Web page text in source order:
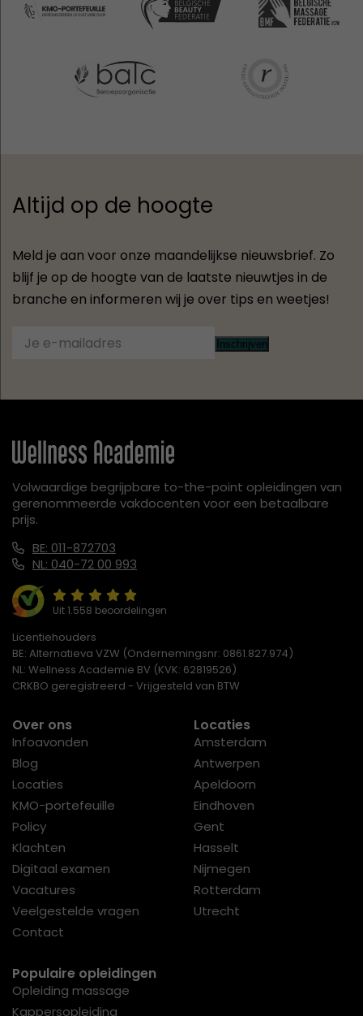
Altijd op de hoogte
Meld je aan voor onze maandelijkse nieuwsbrief. Zo
blijf je op de hoogte van de laatste nieuwtjes in de
branche en informeren wij je over tips en weetjes!
Inschrijven
Volwaardige begrijpbare to-the-point opleidingen van
gerenommeerde vakdocenten voor een betaalbare
prijs.
BE: 011-872703
NL: 040-72 00 993
Uit 1.558 beoordelingen
Licentiehouders
BE: Alternatieva VZW (Ondernemingsnr: 0861.827.974)
NL: Wellness Academie BV (KVK: 62819526)
CRKBO geregistreerd - Vrijgesteld van BTW
Over ons
Infoavonden
Blog
Locaties
KMO-portefeuille
Policy
Klachten
Digitaal examen
Vacatures
Veelgestelde vragen
Contact
Locaties
Amsterdam
Antwerpen
Apeldoorn
Eindhoven
Gent
Hasselt
Nijmegen
Rotterdam
Utrecht
Populaire opleidingen
Opleiding massage
Kappersopleiding